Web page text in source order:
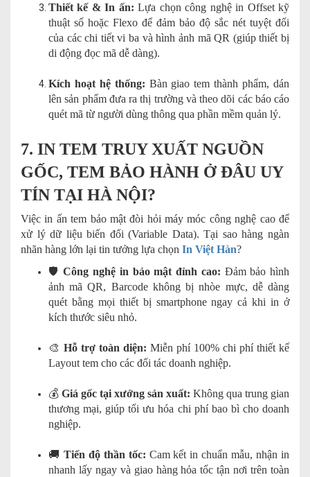
Thiết kế & In ấn: Lựa chọn công nghệ in Offset kỹ
thuật số hoặc Flexo để đảm bảo độ sắc nét tuyệt đối
của các chi tiết vi ba và hình ảnh mã QR (giúp thiết bị
di động đọc mã dễ dàng).
Kích hoạt hệ thống: Bàn giao tem thành phẩm, dán
lên sản phẩm đưa ra thị trường và theo dõi các báo cáo
quét mã từ người dùng thông qua phần mềm quản lý.
7. IN TEM TRUY XUẤT NGUỒN
GỐC, TEM BẢO HÀNH Ở ĐÂU UY
TÍN TẠI HÀ NỘI?
Việc in ấn tem bảo mật đòi hỏi máy móc công nghệ cao để
xử lý dữ liệu biến đổi (Variable Data). Tại sao hàng ngàn
nhãn hàng lớn lại tin tưởng lựa chọn In Việt Hàn?
🛡️Công nghệ in bảo mật đỉnh cao: Đảm bảo hình
ảnh mã QR, Barcode không bị nhòe mực, dễ dàng
quét bằng mọi thiết bị smartphone ngay cả khi in ở
kích thước siêu nhỏ.
🎨 Hỗ trợ toàn diện: Miễn phí 100% chi phí thiết kế
Layout tem cho các đối tác doanh nghiệp.
💰 Giá gốc tại xưởng sản xuất: Không qua trung gian
thương mại, giúp tối ưu hóa chi phí bao bì cho doanh
nghiệp.
🚚 Tiến độ thần tốc: Cam kết in chuẩn mẫu, nhận in
nhanh lấy ngay và giao hàng hỏa tốc tận nơi trên toàn